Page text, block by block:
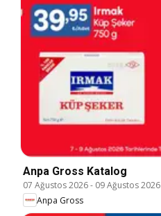
Anpa Gross Katalog
07 Ağustos 2026- 09 Ağustos 2026
Anpa Gross